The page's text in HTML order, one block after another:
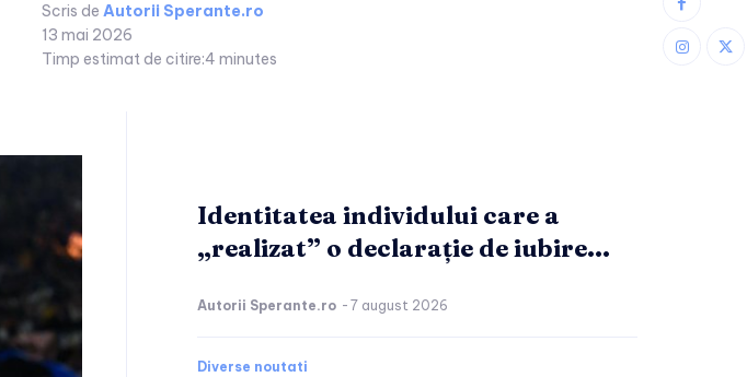
Scris de Autorii Sperante.ro
13 mai 2026
Timp estimat de citire:4 minutes
Identitatea individului care a
„realizat” o declarație de iubire...
Autorii Sperante.ro - 7 august 2026
Diverse noutati